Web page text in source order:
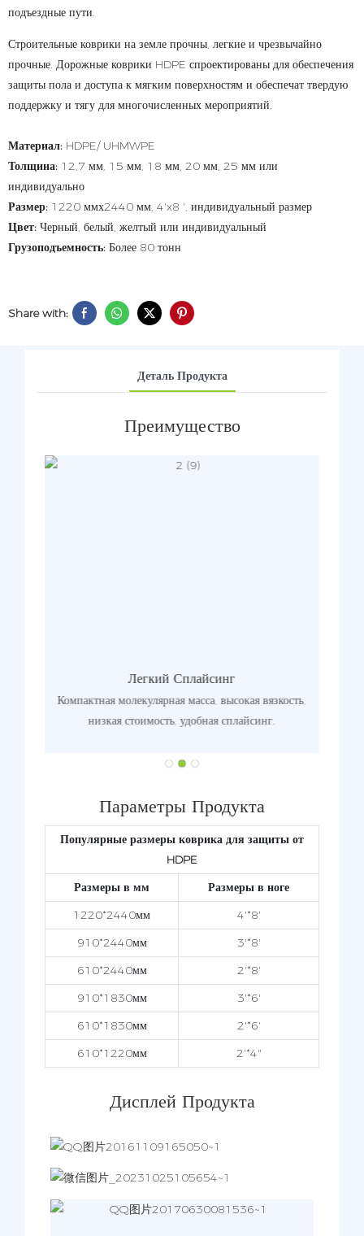
подъездные пути.
Строительные коврики на земле прочны, легкие и чрезвычайно
прочные. Дорожные коврики HDPE спроектированы для обеспечения
защиты пола и доступа к мягким поверхностям и обеспечат твердую
поддержку и тягу для многочисленных мероприятий.
Материал: HDPE/ UHMWPE
Толщина: 12,7 мм, 15 мм, 18 мм, 20 мм, 25 мм или
индивидуально
Размер: 1220 ммх2440 мм, 4'x8 ', индивидуальный размер
Цвет: Черный, белый, желтый или индивидуальный
Грузоподъемность: Более 80 тонн
Share with:
Деталь Продукта
Преимущество
Легкий Сплайсинг
Компактная молекулярная масса, высокая вязкость,
низкая стоимость, удобная сплайсинг.
Параметры Продукта
Популярные размеры коврика для защиты от
HDPE
Размеры в мм
Размеры в ноге
1220*2440мм
4'*8'
910*2440мм
3'*8'
610*2440мм
2'*8'
910*1830мм
3'*6'
610*1830мм
2'*6'
610*1220мм
2'*4"
Дисплей Продукта